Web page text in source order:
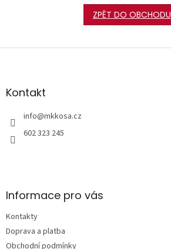
ZPĚT DO OBCHODU
Z
aKontakt
info@mkkosa.cz
602 323 245
Informace pro vás
Kontakty
Doprava a platba
Obchodní podmínky